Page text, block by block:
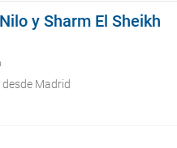
y Sharm El Sheikh
Madrid